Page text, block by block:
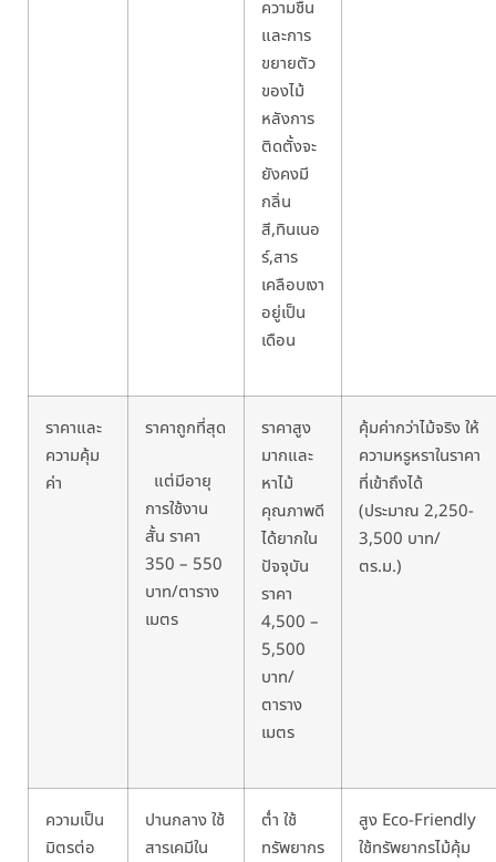
ความชื้น
และการ
ขยายตัว
ของไม้
หลังการ
ติดตั้งจะ
ยังคงมี
กลิ่น
สี,ทินเนอ
ร์,สาร
เคลือบเงา
อยู่เป็น
เดือน
ราคาและ
ความคุ้ม
ค่า
ราคาถูกที่สุด
แต่มีอายุ
การใช้งาน
สั้น ราคา
350 – 550
บาท/ตาราง
เมตร
ราคาสูง
มากและ
หาไม้
คุณภาพดี
ได้ยากใน
ปัจจุบัน
ราคา
4,500 –
5,500
บาท/
ตาราง
เมตร
คุ้มค่ากว่าไม้จริง ให้
ความหรูหราในราคา
ที่เข้าถึงได้
(ประมาณ 2,250-
3,500 บาท/
ตร.ม.)
ความเป็น
มิตรต่อ
ปานกลาง ใช้
สารเคมีใน
ต่ำ ใช้
ทรัพยากร
สูง Eco-Friendly
ใช้ทรัพยากรไม้คุ้ม